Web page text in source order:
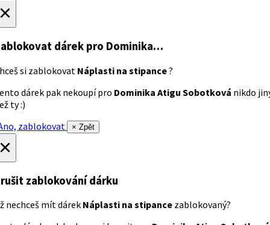
dárek pro Dominika…
si zablokovat Náplasti na stipance?
dárek pak nekoupí pro Dominika Atigu Sobotková nikdo
ty :)
zablokovat
× Zpět
zablokování dárku
nechceš mít dárek Náplasti na stipance zablokovaný?